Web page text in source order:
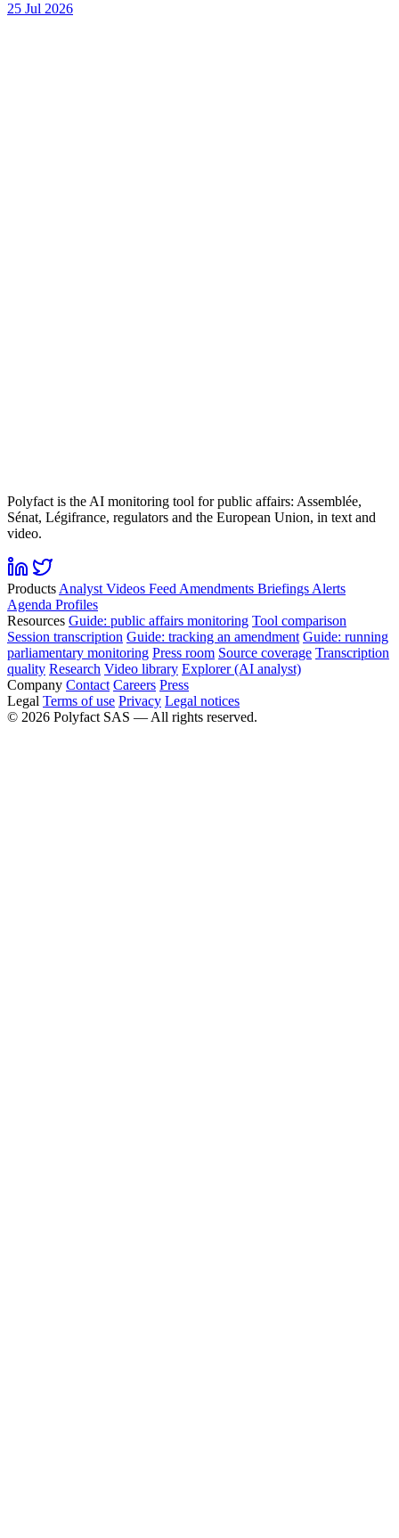
25 Jul 2026
Polyfact is the AI monitoring tool for public affairs: Assemblée,
Sénat, Légifrance, regulators and the European Union, in text and
video.
Products Analyst Videos Feed Amendments Briefings Alerts
Agenda Profiles
Resources Guide: public affairs monitoring Tool comparison
Session transcription Guide: tracking an amendment Guide: running
parliamentary monitoring Press room Source coverage Transcription
quality Research Video library Explorer (AI analyst)
Company Contact Careers Press
Legal Terms of use Privacy Legal notices
© 2026 Polyfact SAS — All rights reserved.